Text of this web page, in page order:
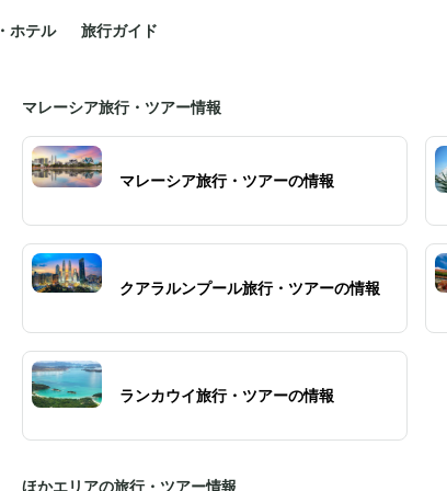
ホテル 旅行ガイド
マレーシア旅行・ツアー情報
マレーシア旅行・ツアーの情報
クアラルンプール旅行・ツアーの情報
ランカウイ旅行・ツアーの情報
ほかエリアの旅行・ツアー情報